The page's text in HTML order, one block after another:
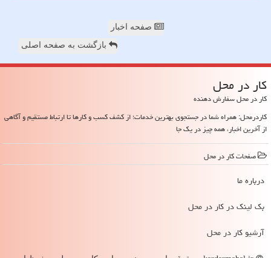
صفحه اخبار
بازگشت به صفحه اصلی
كار در محل
کار در محل سفارش دهنده
کاردرمحل: همراه شما در جستجوی بهترین خدمات؛ از کشف کسب و کارها تا ارتباط مستقیم و آگاهی
از آخرین اخبار، همه چیز در یک جا
صفحات كار در محل
درباره ما
بک لینک در كار در محل
آرشیو كار در محل